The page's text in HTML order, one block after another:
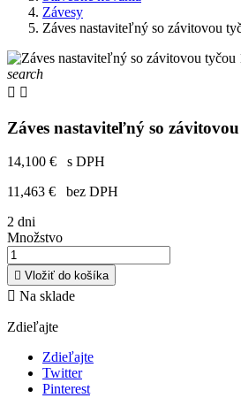
Závesy
Záves nastaviteľný so závitovou
search
 
Záves nastaviteľný so
14,100 €
s DPH
11,463 €
bez DPH
2 dni
Množstvo
 Vložiť do košíka
 Na sklade
Zdieľajte
Zdieľajte
Twitter
Pinterest